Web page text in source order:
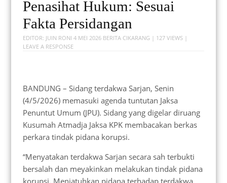
Penasihat Hukum: Sesuai
Fakta Persidangan
EDITOR: JUIN RONI 4 MEI 2026 BERITA CIKARANG | 127 VIEWS |
LEAVE A RESPONSE
BANDUNG – Sidang terdakwa Sarjan, Senin
(4/5/2026) memasuki agenda tuntutan Jaksa
Penuntut Umum (JPU). Sidang yang digelar diruang
Kusumah Atmadja Jaksa KPK membacakan berkas
perkara tindak pidana korupsi.
“Menyatakan terdakwa Sarjan secara sah terbukti
bersalah dan meyakinkan melakukan tindak pidana